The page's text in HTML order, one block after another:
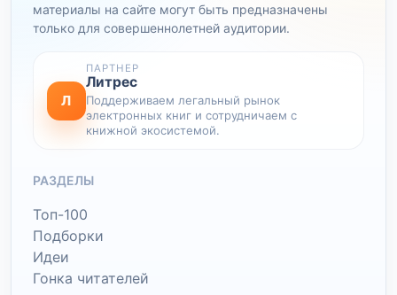
материалы на сайте могут быть предназначены
только для совершеннолетней аудитории.
Л
ПАРТНЕР
Литрес
Поддерживаем легальный рынок
электронных книг и сотрудничаем с
книжной экосистемой.
РАЗДЕЛЫ
Топ-100
Подборки
Идеи
Гонка читателей